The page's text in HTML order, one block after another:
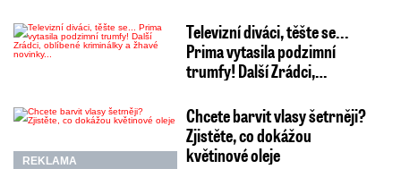
Televizní diváci, těšte se...
Prima vytasila podzimní
trumfy! Další Zrádci,…
REKLAMA
Chcete barvit vlasy šetrněji?
Zjistěte, co dokážou
květinové oleje